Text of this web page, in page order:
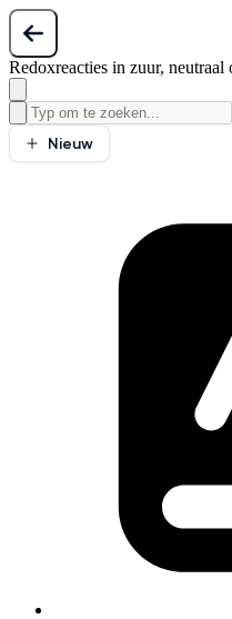
Redoxreacties in zuur, neutraal
Nieuw